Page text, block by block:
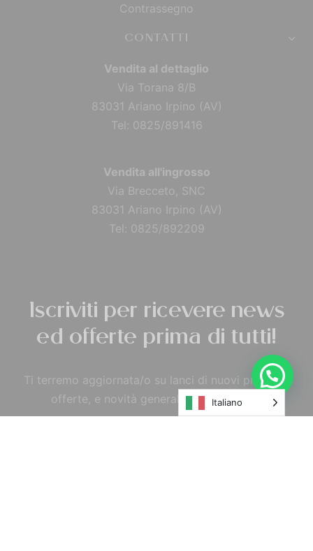
Contrassegno
CONTATTI
Vendita al dettaglio
Via Torana 8/B
83031 Ariano Irpino (AV)
Tel: 0825/891416
Vendita all'ingrosso
Via Brecceto, SNC
83031 Ariano Irpino (AV)
Tel: 0825/892209
Iscriviti per ricevere news
ed offerte prima di tutti!
Ti terremo aggiornata/o su lanci di nuovi prodotti,
offerte, e novità generali tramite e-mail.
Italiano